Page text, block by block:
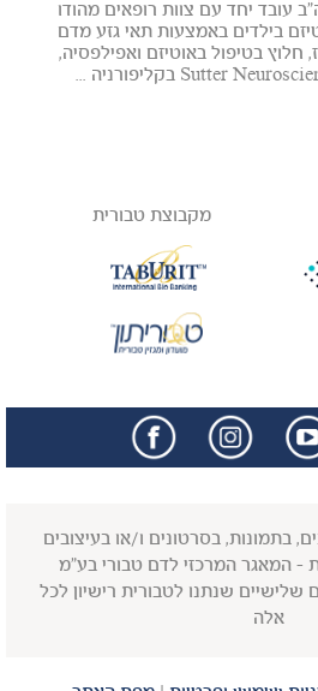
עובד יחד עם צוות רופאים מהודו
בילדים באמצעות תאי גזע מדם
חלוץ בטיפול באוטיזם ואפילפסיה,
מקבוצת טבורית
בתמונות, בסרטונים ו/או בעיצובים
- המאגר המרכזי לדם טבורי בע"מ
שלישיים שנתנו לטבורית רישיון לכל
אלה